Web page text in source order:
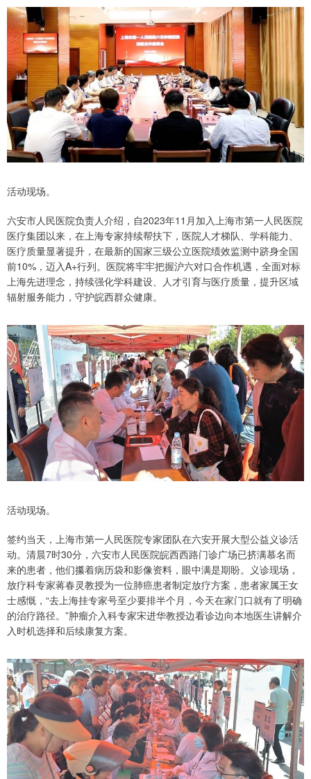
活动现场。
六安市人民医院负责人介绍，自2023年11月加入上海市第一人民医院
医疗集团以来，在上海专家持续帮扶下，医院人才梯队、学科能力、
医疗质量显著提升，在最新的国家三级公立医院绩效监测中跻身全国
前10%，迈入A+行列。医院将牢牢把握沪六对口合作机遇，全面对标
上海先进理念，持续强化学科建设、人才引育与医疗质量，提升区域
辐射服务能力，守护皖西群众健康。
活动现场。
签约当天，上海市第一人民医院专家团队在六安开展大型公益义诊活
动。清晨7时30分，六安市人民医院皖西西路门诊广场已挤满慕名而
来的患者，他们攥着病历袋和影像资料，眼中满是期盼。义诊现场，
放疗科专家蒋春灵教授为一位肺癌患者制定放疗方案，患者家属王女
士感慨，“去上海挂专家号至少要排半个月，今天在家门口就有了明确
的治疗路径。”肿瘤介入科专家宋进华教授边看诊边向本地医生讲解介
入时机选择和后续康复方案。